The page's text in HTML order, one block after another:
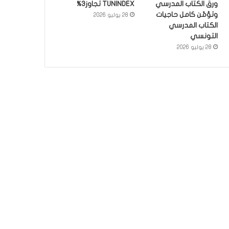
ورق الكتاب المدرسي
وتؤمّن كامل حاجيات
الكتاب المدرسي
التونسي
28 يوليو 2026
TUNINDEX تجاوز3%
28 يوليو 2026